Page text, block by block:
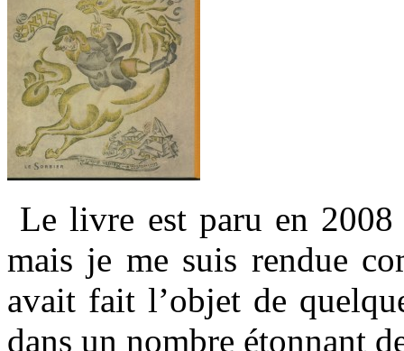
Le livre est paru en
mais je me suis rendue
avait fait l’objet de
dans un nombre étonnant